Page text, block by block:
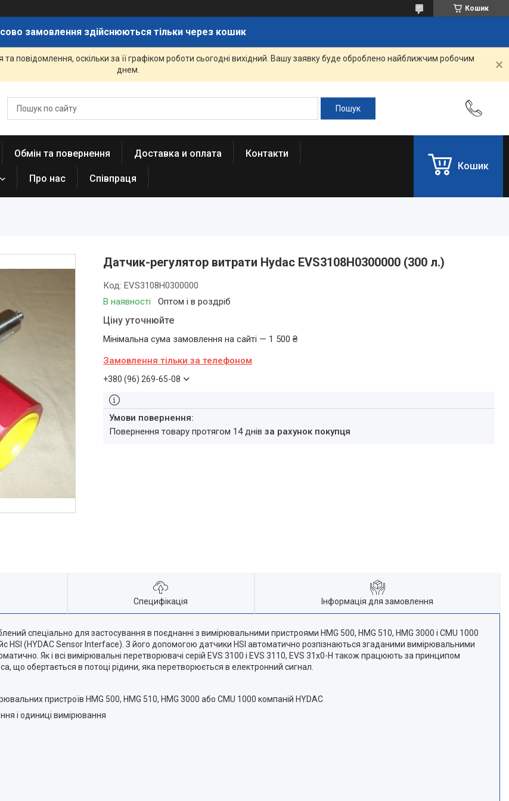
Кошик
замовлення здійснюються тільки через кошик
повідомлення, оскільки за її графіком роботи сьогодні вихідний. Вашу заявку буде оброблено найближчим робочим
днем.
Обмін та повернення Доставка и оплата Контакти
Про нас Співпраця
Кошик
Датчик-регулятор витрати Hydac EVS3108H0300000 (300 л.)
В наявності Оптом і в роздріб
Код: EVS3108H0300000
Ціну уточнюйте
Мінімальна сума замовлення на сайті — 1 500 ₴
Замовлення тільки за телефоном
+380 (96) 269-65-08
повернення товару протягом 14 днів за рахунок покупця
Специфікація Інформація для замовлення
спеціально для застосування в поєднанні з вимірювальними пристроями HMG 500, HMG 510, HMG 3000 і CMU 1000
HSI (HYDAC Sensor Interface). З його допомогою датчики HSI автоматично розпізнаються згаданими вимірювальними
Як і всі вимірювальні перетворювачі серій EVS 3100 і EVS 3110, EVS 31x0-H також працюють за принципом
що обертається в потоці рідини, яка перетворюється в електронний сигнал.
пристроїв HMG 500, HMG 510, HMG 3000 або CMU 1000 компаній HYDAC
і одиниці вимірювання